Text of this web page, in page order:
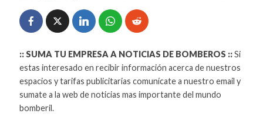
:: SUMA TU EMPRESA A NOTICIAS DE BOMBEROS ::Si
estas interesado en recibir información acerca de nuestros
espacios y tarifas publicitarias comunícate a nuestro email y
sumate a la web de noticias mas importante del mundo
bomberil.